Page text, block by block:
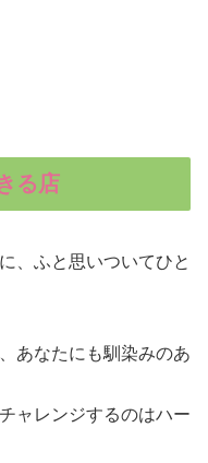
る店
、ふと思いついてひと
あなたにも馴染みのあ
ャレンジするのはハー